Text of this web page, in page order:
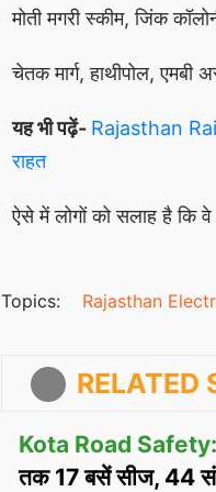
मोती मगरी स्कीम, जिंक
चेतक मार्ग, हाथीपोल,
यह भी पढ़ें- Rajasthan
राहत
ऐसे में लोगों को सलाह है कि
Topics: Rajasthan
RELATED
Kota Road Safety:
तक 17 बसें सीज, 44